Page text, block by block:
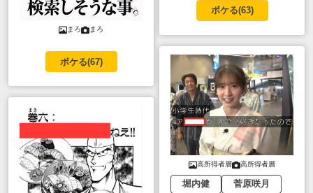
まろ まろ
ボケる(67)
ボケる(63)
高所得者層 高所得者層
堀内健 菅原咲月